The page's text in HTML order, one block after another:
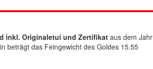
inkl. Originaletui und Zertifikat aus dem Jahr
beträgt das Feingewicht des Goldes 15.55